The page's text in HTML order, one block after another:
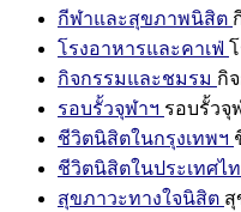
กีฬาและสุขภาพนิสิต
โรงอาหารและคาเฟ่
กิจกรรมและชมรม กิ
รอบรั้วจุฬาฯ รอบรั้วจุ
ชีวิตนิสิตในกรุงเทพฯ
ชีวิตนิสิตในประเทศไ
สุขภาวะทางใจนิสิต สุ